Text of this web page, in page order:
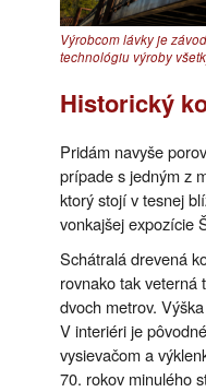
Výrobcom lávky je
technológiu výroby
Historický
Pridám navyše
prípade s jedným z
ktorý stojí v tesnej
vonkajšej expozície
Schátralá drevená
rovnako tak veterná
dvoch metrov.
V interiéri je
vysievačom a
70. rokov minulého